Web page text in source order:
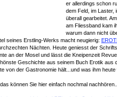
er allerdings schon
dem Feld, im Laster,
überall gearbeitet.
am Fliessband kam
warum dann nicht
seines Erstling-Werks macht neugierig:
Nächten. Heute geniesst der
an der Mosel und lässt die Kneipenzeit
Geschichte aus seinem Buch Erotik aus
von der Gastronomie hält...und was ihm
das können Sie hier einfach nochmal nachhören...